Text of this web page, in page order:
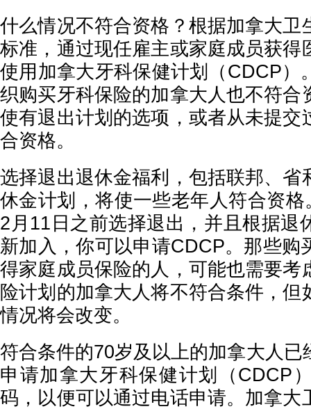
什么情况不符合资格？根据加拿大卫
标准，通过现任雇主或家庭成员获得
使用加拿大牙科保健计划（CDCP）
织购买牙科保险的加拿大人也不符合
使有退出计划的选项，或者从未提交
合资格。
选择退出退休金福利，包括联邦、省
休金计划，将使一些老年人符合资
2月11日之前选择退出，并且根据退
新加入，你可以申请CDCP。那些购
得家庭成员保险的人，可能也需要考
险计划的加拿大人将不符合条件，但
情况将会改变。
符合条件的70岁及以上的加拿大人已
申请加拿大牙科保健计划（CDCP
码，以便可以通过电话申请。加拿大